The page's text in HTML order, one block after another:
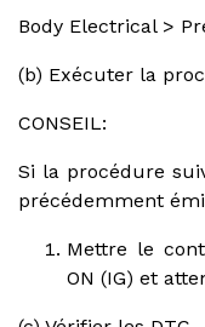
Body Electrical >
(b) Exécuter la
CONSEIL:
Si la procédure
précédemment
Mettre le
ON (IG) et